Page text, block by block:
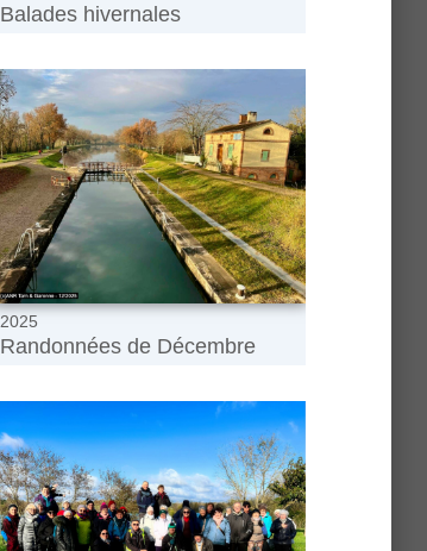
Balades hivernales
2025
Randonnées de Décembre